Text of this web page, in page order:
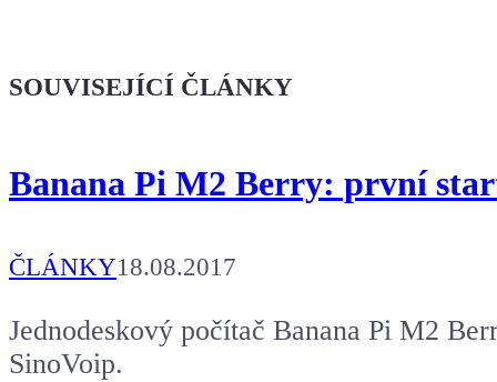
SOUVISEJÍCÍ ČLÁNKY
Banana Pi M2 Berry: první
ČLÁNKY18.08.2017
Jednodeskový počítač Banana Pi M2
SinoVoip.